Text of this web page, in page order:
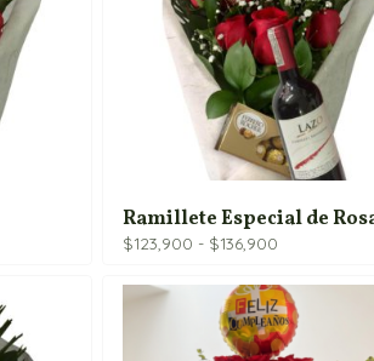
Ramillete Especial de
$123,900 - $136,900
precios:
desde
$123,900